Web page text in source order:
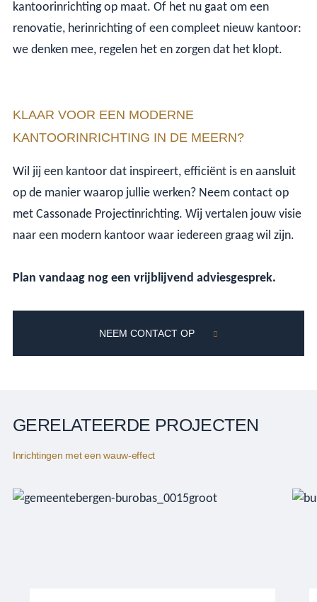
kantoorinrichting op maat. Of het nu gaat om een
renovatie, herinrichting of een compleet nieuw kantoor:
we denken mee, regelen het en zorgen dat het klopt.
KLAAR VOOR EEN MODERNE
KANTOORINRICHTING IN DE MEERN?
Wil jij een kantoor dat inspireert, efficiënt is en aansluit
op de manier waarop jullie werken? Neem contact op
met Cassonade Projectinrichting. Wij vertalen jouw visie
naar een modern kantoor waar iedereen graag wil zijn.
Plan vandaag nog een vrijblijvend adviesgesprek.
NEEM CONTACT OP
GERELATEERDE PROJECTEN
Inrichtingen met een wauw-effect